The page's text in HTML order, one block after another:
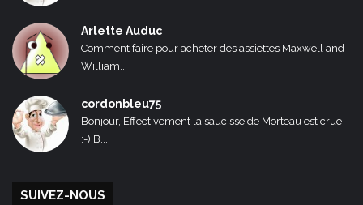
Arlette Auduc
Comment faire pour acheter des assiettes Maxwell and
William...
cordonbleu75
Bonjour, Effectivement la saucisse de Morteau est crue
:-) B...
SUIVEZ-NOUS